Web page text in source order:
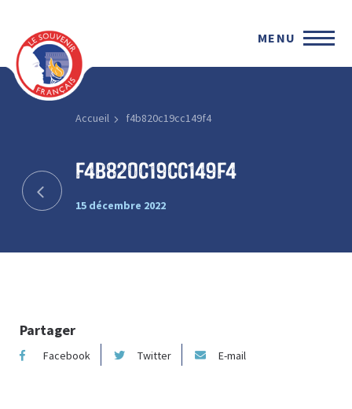
MENU
Accueil f4b820c19cc149f4
f4b820c19cc149f4
15 décembre 2022
Partager
Facebook Twitter E-mail